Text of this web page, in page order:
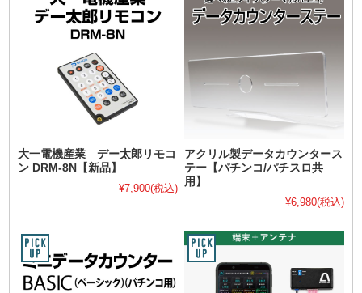
大一電機産業 デー太郎リモコ
ン DRM-8N【新品】
¥7,900(税込)
アクリル製データカウンタース
テー【パチンコ/パチスロ共
用】
¥6,980(税込)